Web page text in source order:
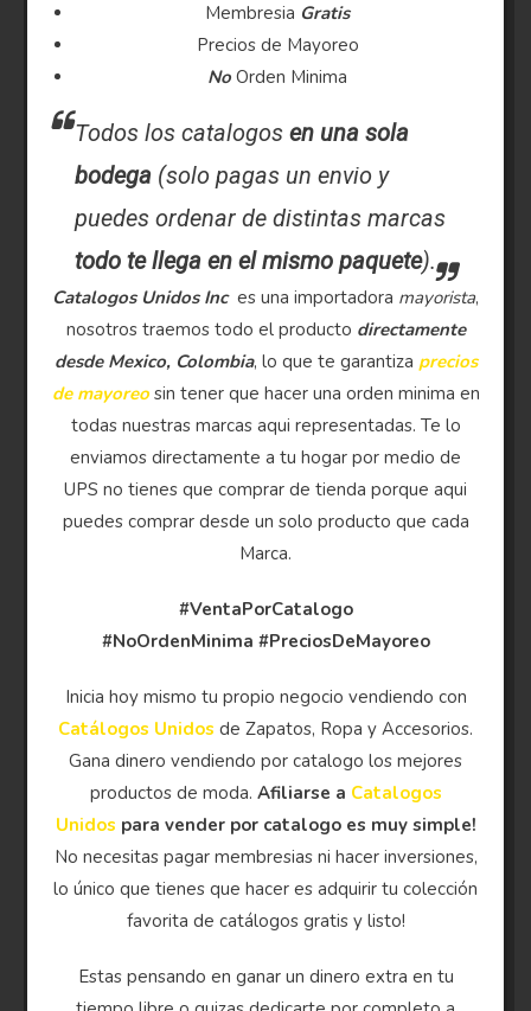
Membresia Gratis
Precios de Mayoreo
No Orden Minima
Todos los catalogosen una sola
bodega (solo pagas un envio y
puedes ordenar de distintas marcas
todo te llega en el mismo paquete).
Catalogos Unidos Inc es una importadora mayorista,
nosotros traemos todo el producto directamente
desde Mexico, Colombia, lo que te garantiza precios
de mayoreosin tener que hacer una orden minima en
todas nuestras marcas aqui representadas. Te lo
enviamos directamente a tu hogar por medio de
UPS no tienes que comprar de tienda porque aqui
puedes comprar desde un solo producto que cada
Marca.
#VentaPorCatalogo
#NoOrdenMinima #PreciosDeMayoreo
Inicia hoy mismo tu propio negocio vendiendo con
Catálogos Unidos de Zapatos, Ropa y Accesorios.
Gana dinero vendiendo por catalogo los mejores
productos de moda. Afiliarse a Catalogos
Unidos para vender por catalogo es muy simple!
No necesitas pagar membresias ni hacer inversiones,
lo único que tienes que hacer es adquirir tu colección
favorita de catálogos gratis y listo!
Estas pensando en ganar un dinero extra en tu